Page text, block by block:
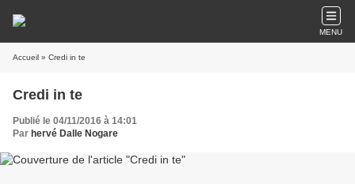
MENU
Accueil » Credi in te
Credi in te
Publié le 04/11/2016 à 14:01
Par hervé Dalle Nogare